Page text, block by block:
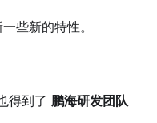
些新的特性。
得到了 鹏海研发团队